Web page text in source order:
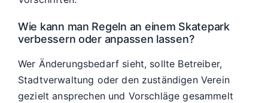
Wie kann man Regeln an einem Skatepark
verbessern oder anpassen lassen?
Wer Änderungsbedarf sieht, sollte Betreiber,
Stadtverwaltung oder den zuständigen Verein
gezielt ansprechen und Vorschläge gesammelt